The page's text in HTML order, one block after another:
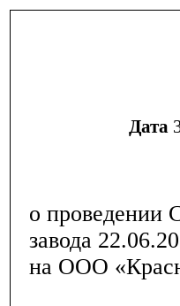
Дата
о проведении
завода
на ООО